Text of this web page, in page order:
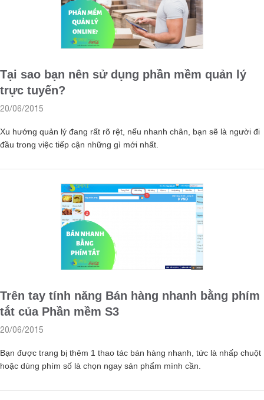
Tại sao bạn nên sử dụng phần mềm quản lý
trực tuyến?
20/06/2015
Xu hướng quản lý đang rất rõ rệt, nếu nhanh chân, bạn sẽ là người đi
đầu trong việc tiếp cận những gì mới nhất.
Trên tay tính năng Bán hàng nhanh bằng phím
tắt của Phần mềm S3
20/06/2015
Bạn được trang bị thêm 1 thao tác bán hàng nhanh, tức là nhấp chuột
hoặc dùng phím số là chọn ngay sản phẩm mình cần.